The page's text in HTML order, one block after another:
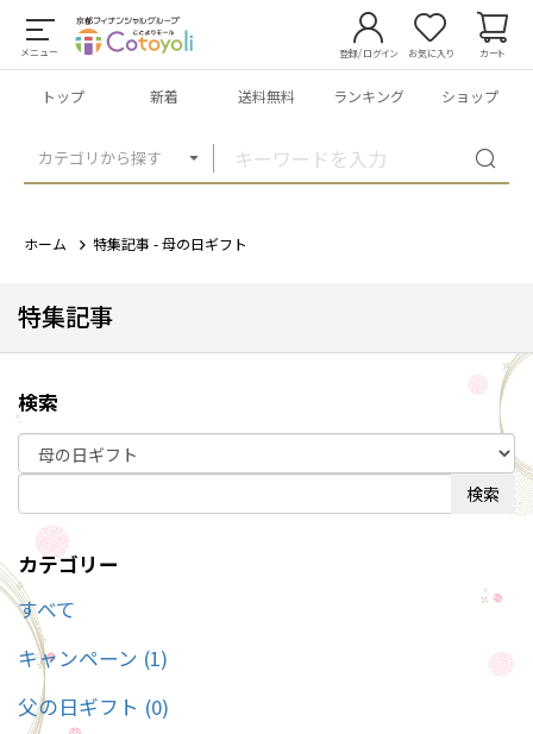
メニュー
カテゴリから探す
登録/ログイン お気に入り カート
トップ 新着 送料無料 ランキング ショップ
ホーム 特集記事 - 母の日ギフト
特集記事
検索
検索
カテゴリー
すべて
キャンペーン (1)
父の日ギフト (0)